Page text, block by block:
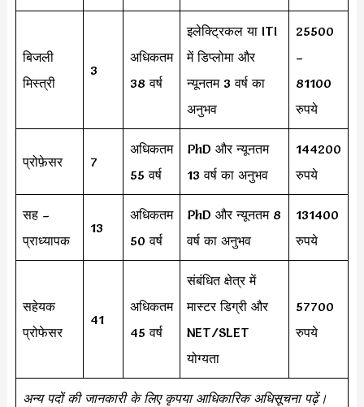
बिजली
मिस्त्री
3
अधिकतम
38 वर्ष
इलेक्ट्रिकल या ITI
में डिप्लोमा और
न्यूनतम 3 वर्ष का
अनुभव
25500
–
81100
रुपये
प्रोफ़ेसर 7
अधिकतम
55 वर्ष
PhD और न्यूनतम
13 वर्ष का अनुभव
144200
रुपये
सह –
प्राध्यापक
13
अधिकतम
50 वर्ष
PhD और न्यूनतम 8
वर्ष का अनुभव
131400
रुपये
सहेयक
प्रोफेसर
41
अधिकतम
45 वर्ष
संबंधित क्षेत्र में
मास्टर डिग्री और
NET/SLET
योग्यता
57700
रुपये
अन्य पदों की जानकारी के लिए कृपया आधिकारिक अधिसूचना पढ़ें।